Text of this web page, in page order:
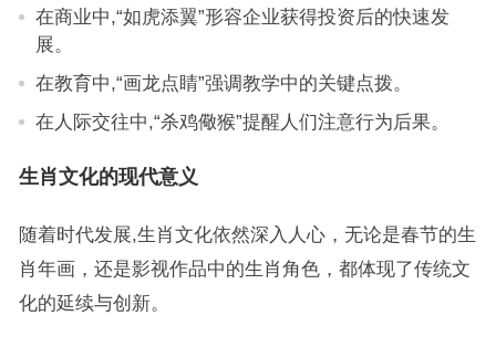
在商业中,“如虎添翼”形容企业获得投资后的快速发
展。
在教育中,“画龙点睛”强调教学中的关键点拨。
在人际交往中,“杀鸡儆猴”提醒人们注意行为后果。
生肖文化的现代意义
随着时代发展,生肖文化依然深入人心，无论是春节的生
肖年画，还是影视作品中的生肖角色，都体现了传统文
化的延续与创新。